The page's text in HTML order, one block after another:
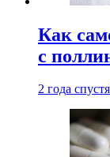
Как
с
2 года спустя